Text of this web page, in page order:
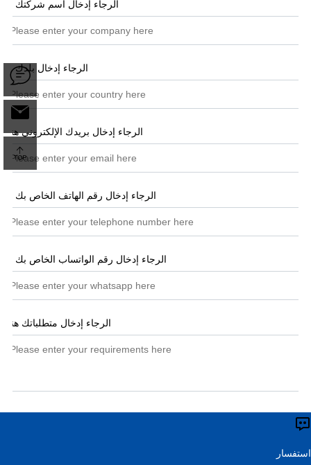
الرجاء إدخال اسم شركتك هنا
الرجاء إدخال بلدك هنا
الرجاء إدخال بريدك الإلكتروني هنا*
الرجاء إدخال رقم الهاتف الخاص بك هنا
الرجاء إدخال رقم الواتساب الخاص بك هنا
الرجاء إدخال متطلباتك هنا
استفسار